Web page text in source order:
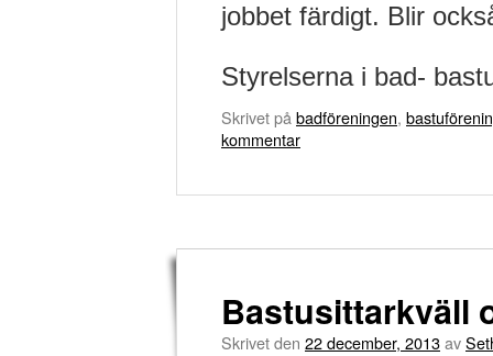
jobbet färdigt. Blir
Styrelserna i bad-
Skrivet på badföreningen,
kommentar
Bastusittarkväll
Skrivet den 22 december, 2013av